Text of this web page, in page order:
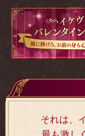
それは、